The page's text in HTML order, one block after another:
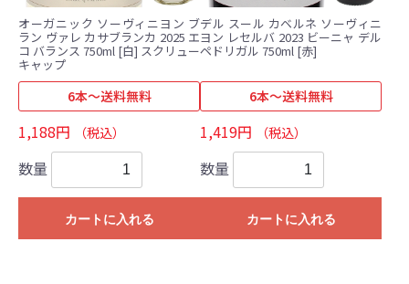
オーガニック ソーヴィニヨン ブ
ラン ヴァレ カサブランカ 2025 エ
コ バランス 750ml [白] スクリュー
キャップ
6本～送料無料
1,188円 （税込）
数量
カートに入れる
デル スール カベルネ ソーヴィニ
ヨン レセルバ 2023 ビーニャ デル
ペドリガル 750ml [赤]
6本～送料無料
1,419円 （税込）
数量
カートに入れる